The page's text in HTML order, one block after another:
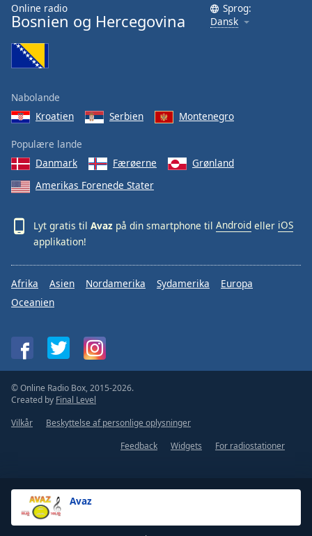
Avaz
Online radio
Bosnien og Hercegovina
Sprog:
Dansk
Nabolande
Kroatien
Serbien Montenegro
Populære lande
Danmark
Færøerne
Grønland
Amerikas Forenede Stater
Lyt gratis til Avaz på din smartphone til Android eller iOS
applikation!
Afrika Asien Nordamerika Sydamerika
Europa
Oceanien
© Online Radio Box, 2015-2026.
Created by Final Level
Vilkår
Beskyttelse af personlige oplysninger
Feedback
Widgets For radiostationer